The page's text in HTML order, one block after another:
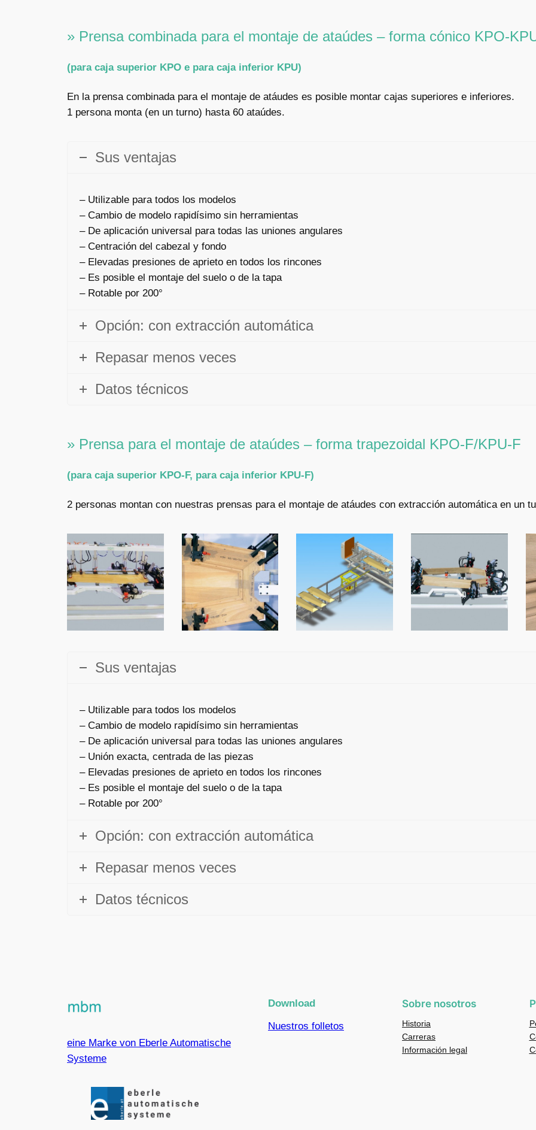
» Prensa combinada para el montaje de ataúdes – forma cónico KPO-
(para caja superior KPO e para caja inferior KPU)
En la prensa combinada para el montaje de atáudes es posible montar cajas superiores e inferiores.
1 persona monta (en un turno) hasta 60 ataúdes.
Sus ventajas
– Utilizable para todos los modelos
– Cambio de modelo rapidísimo sin herramientas
– De aplicación universal para todas las uniones angulares
– Centración del cabezal y fondo
– Elevadas presiones de aprieto en todos los rincones
– Es posible el montaje del suelo o de la tapa
– Rotable por 200°
Opción: con extracción automática
Repasar menos veces
Datos técnicos
» Prensa para el montaje de ataúdes – forma trapezoidal KPO-F/KPU-F
(para caja superior KPO-F, para caja inferior KPU-F)
2 personas montan con nuestras prensas para el montaje de atáudes con extracción automática en un
Sus ventajas
– Utilizable para todos los modelos
– Cambio de modelo rapidísimo sin herramientas
– De aplicación universal para todas las uniones angulares
– Unión exacta, centrada de las piezas
– Elevadas presiones de aprieto en todos los rincones
– Es posible el montaje del suelo o de la tapa
– Rotable por 200°
Opción: con extracción automática
Repasar menos veces
Datos técnicos
eine Marke von Eberle Automatische
Systeme
Download
Nuestros folletos
Sobre nosotros
Historia
Carreras
Información legal